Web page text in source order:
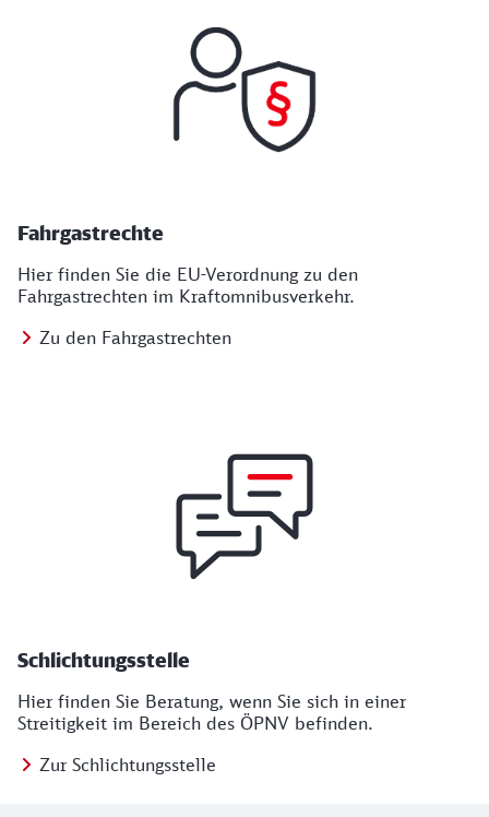
Fahrgastrechte
Hier finden Sie die EU-Verordnung zu den
Fahrgastrechten im Kraftomnibusverkehr.
Zu den Fahrgastrechten
Schlichtungsstelle
Hier finden Sie Beratung, wenn Sie sich in einer
Streitigkeit im Bereich des ÖPNV befinden.
Zur Schlichtungsstelle